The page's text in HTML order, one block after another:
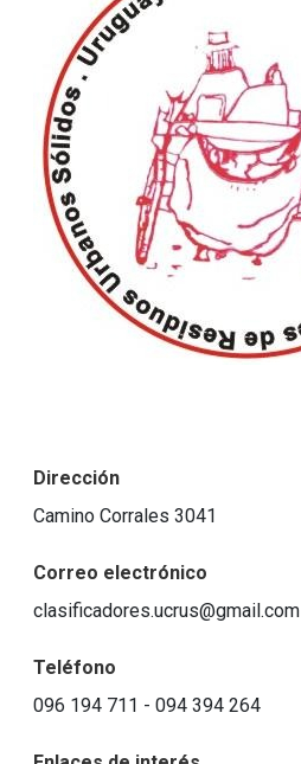
Dirección
Camino Corrales 3041
Correo electrónico
clasificadores.ucrus@gmail.com
Teléfono
096 194 711 - 094 394 264